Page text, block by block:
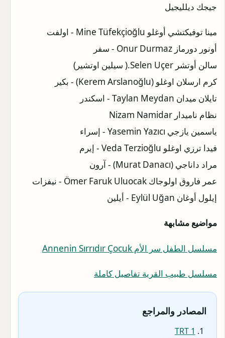
جيجك ديلليجيل
مينا توفيكتشي أوغلو Mine Tüfekçioğlu - اولفت
أونور دورماز Onur Durmaz - سفر
سالن أوتشر Selen Uçer.( سيلين اوتشير)
كرم ارسلان اوغلو (Kerem Arslanoğlu) - بكير
تايلان ميدان Taylan Meydan - اسكندر
نظام ناميدار Nizam Namidar
ياسمين يازجي Yasemin Yazıcı - إسراء
فيدا ترزي اوغلو Veda Terzioğlu - إيرم
مراد داناجي (Murat Danacı) - آرون
عمر فاروق اولوجاك Ömer Faruk Uluocak - نيفزات
إيلول أوغان Eylül Uğan - أيلين
مواضيع مشابهة
مسلسل الطفل سر الأم Annenin Sırrıdır Çocuk
مسلسل طبيب القرية تفاصيل كاملة
المصادر والمراجع
TRT 1